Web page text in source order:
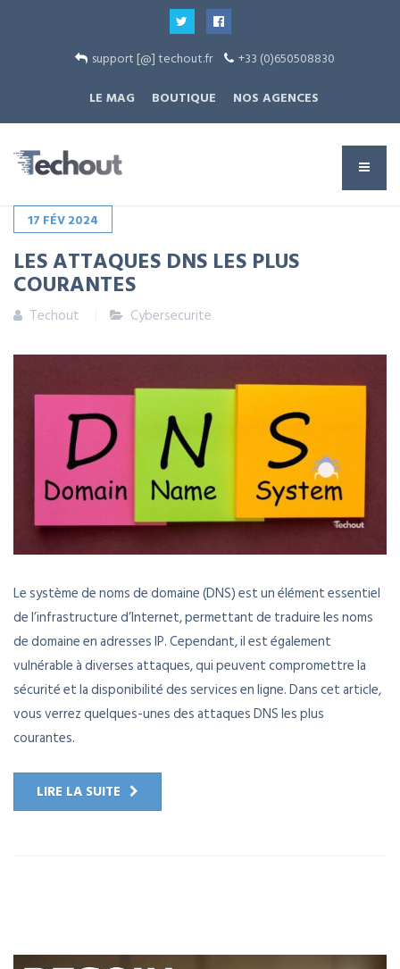
support [@] techout.fr
+33 (0)650508830
LE MAG
BOUTIQUE NOS AGENCES
17 FÉV2024
LES ATTAQUES DNS LES PLUS
COURANTES
Techout Cybersecurite
Le système de noms de domaine (DNS) est un élément essentiel
de l’infrastructure d’Internet, permettant de traduire les noms
de domaine en adresses IP. Cependant, il est également
vulnérable à diverses attaques, qui peuvent compromettre la
sécurité et la disponibilité des services en ligne. Dans cet article,
vous verrez quelques-unes des attaques DNS les plus
courantes.
LIRE LA SUITE